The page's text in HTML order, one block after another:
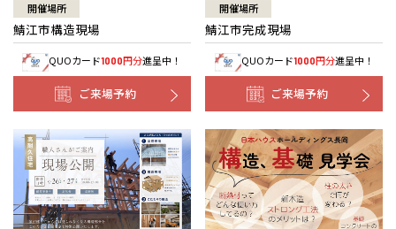
開催場所
鯖江市構造現場
QUOカード1000円分進呈中！
ご来場予約
開催場所
鯖江市完成現場
QUOカード1000円分進呈中！
ご来場予約